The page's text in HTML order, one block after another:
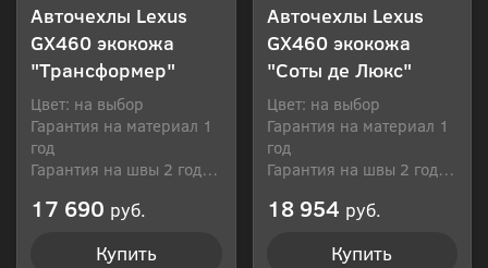
Авточехлы Lexus
GX460 экокожа
"Трансформер"
Цвет: на выбор
Гарантия на материал 1
год
Гарантия на швы 2 года
17 690 руб.
Купить
Авточехлы Lexus
GX460 экокожа
"Соты де Люкс"
Цвет: на выбор
Гарантия на материал 1
год
Гарантия на швы 2 года
18 954 руб.
Купить